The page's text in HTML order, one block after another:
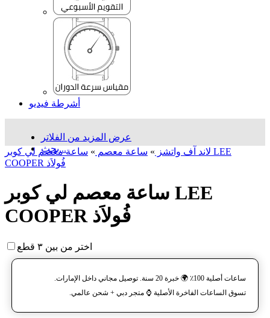
أشرطة فيديو
عرض المزيد من الفلاتر
بحث...
لاند آف واتشز » ساعة معصم » ساعة معصم لي كوبر LEE
COOPER فُولاَذ
ساعة معصم لي كوبر LEE
COOPER فُولاَذ
اختر من بين ٣ قطع
ساعات أصلية 100٪ 🌍 خبرة 20 سنة. توصيل مجاني داخل الإمارات.
تسوق الساعات الفاخرة الأصلية ⌚️ متجر دبي + شحن عالمي.